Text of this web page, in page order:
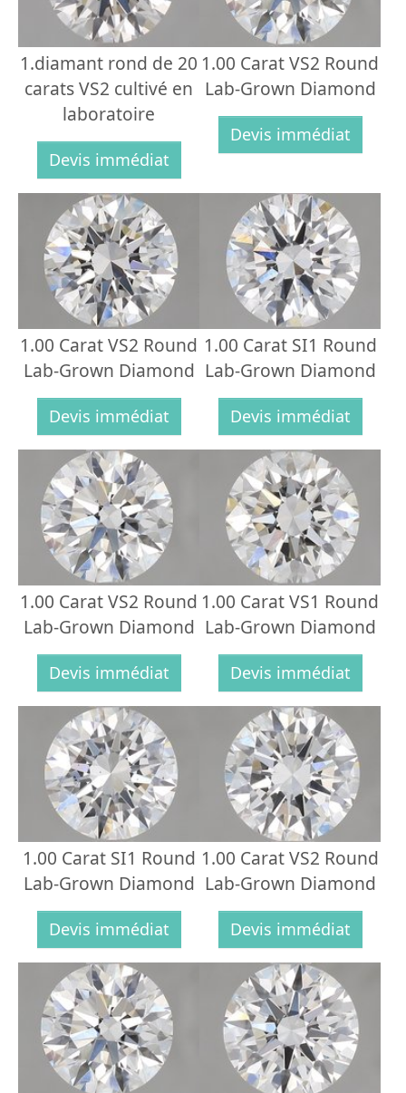
1.diamant rond de 20
carats VS2 cultivé en
laboratoire
Devis immédiat
1.00 Carat VS2 Round
Lab-Grown Diamond
Devis immédiat
1.00 Carat VS2 Round
Lab-Grown Diamond
Devis immédiat
1.00 Carat SI1 Round
Lab-Grown Diamond
Devis immédiat
1.00 Carat VS2 Round
Lab-Grown Diamond
Devis immédiat
1.00 Carat VS1 Round
Lab-Grown Diamond
Devis immédiat
1.00 Carat SI1 Round
Lab-Grown Diamond
Devis immédiat
1.00 Carat VS2 Round
Lab-Grown Diamond
Devis immédiat